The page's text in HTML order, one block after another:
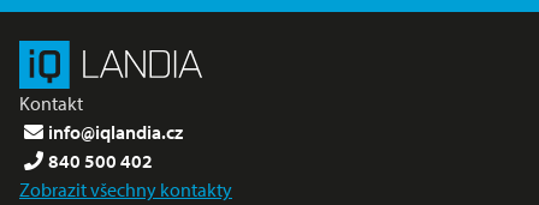
Kontakt
info@iqlandia.cz
840 500 402
Zobrazit všechny kontakty